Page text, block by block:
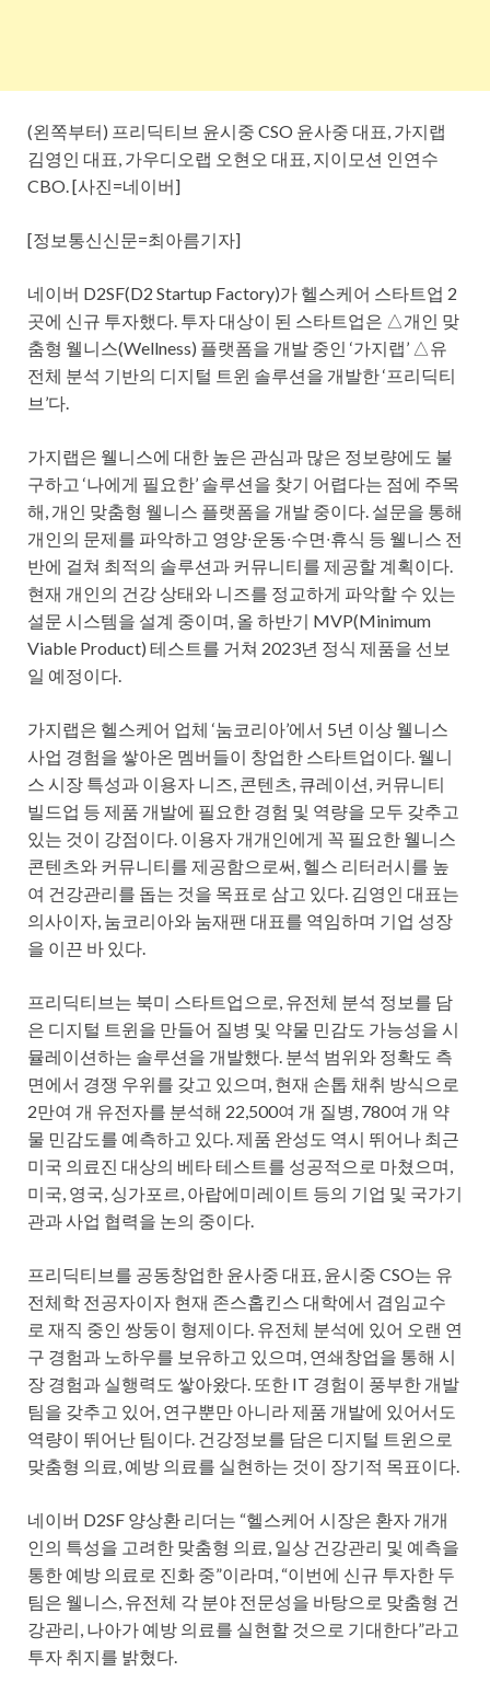
(왼쪽부터) 프리딕티브 윤시중 CSO 윤사중 대표, 가지랩
김영인 대표, 가우디오랩 오현오 대표, 지이모션 인연수
CBO. [사진=네이버]
[정보통신신문=최아름기자]
네이버 D2SF(D2 Startup Factory)가 헬스케어 스타트업 2
곳에 신규 투자했다. 투자 대상이 된 스타트업은 △개인 맞
춤형 웰니스(Wellness) 플랫폼을 개발 중인 ‘가지랩’ △유
전체 분석 기반의 디지털 트윈 솔루션을 개발한 ‘프리딕티
브’다.
가지랩은 웰니스에 대한 높은 관심과 많은 정보량에도 불
구하고 ‘나에게 필요한’ 솔루션을 찾기 어렵다는 점에 주목
해, 개인 맞춤형 웰니스 플랫폼을 개발 중이다. 설문을 통해
개인의 문제를 파악하고 영양∙운동∙수면∙휴식 등 웰니스 전
반에 걸쳐 최적의 솔루션과 커뮤니티를 제공할 계획이다.
현재 개인의 건강 상태와 니즈를 정교하게 파악할 수 있는
설문 시스템을 설계 중이며, 올 하반기 MVP(Minimum
Viable Product) 테스트를 거쳐 2023년 정식 제품을 선보
일 예정이다.
가지랩은 헬스케어 업체 ‘눔코리아’에서 5년 이상 웰니스
사업 경험을 쌓아온 멤버들이 창업한 스타트업이다. 웰니
스 시장 특성과 이용자 니즈, 콘텐츠, 큐레이션, 커뮤니티
빌드업 등 제품 개발에 필요한 경험 및 역량을 모두 갖추고
있는 것이 강점이다. 이용자 개개인에게 꼭 필요한 웰니스
콘텐츠와 커뮤니티를 제공함으로써, 헬스 리터러시를 높
여 건강관리를 돕는 것을 목표로 삼고 있다. 김영인 대표는
의사이자, 눔코리아와 눔재팬 대표를 역임하며 기업 성장
을 이끈 바 있다.
프리딕티브는 북미 스타트업으로, 유전체 분석 정보를 담
은 디지털 트윈을 만들어 질병 및 약물 민감도 가능성을 시
뮬레이션하는 솔루션을 개발했다. 분석 범위와 정확도 측
면에서 경쟁 우위를 갖고 있으며, 현재 손톱 채취 방식으로
2만여 개 유전자를 분석해 22,500여 개 질병, 780여 개 약
물 민감도를 예측하고 있다. 제품 완성도 역시 뛰어나 최근
미국 의료진 대상의 베타 테스트를 성공적으로 마쳤으며,
미국, 영국, 싱가포르, 아랍에미레이트 등의 기업 및 국가기
관과 사업 협력을 논의 중이다.
프리딕티브를 공동창업한 윤사중 대표, 윤시중 CSO는 유
전체학 전공자이자 현재 존스홉킨스 대학에서 겸임교수
로 재직 중인 쌍둥이 형제이다. 유전체 분석에 있어 오랜 연
구 경험과 노하우를 보유하고 있으며, 연쇄창업을 통해 시
장 경험과 실행력도 쌓아왔다. 또한 IT 경험이 풍부한 개발
팀을 갖추고 있어, 연구뿐만 아니라 제품 개발에 있어서도
역량이 뛰어난 팀이다. 건강정보를 담은 디지털 트윈으로
맞춤형 의료, 예방 의료를 실현하는 것이 장기적 목표이다.
네이버 D2SF 양상환 리더는 “헬스케어 시장은 환자 개개
인의 특성을 고려한 맞춤형 의료, 일상 건강관리 및 예측을
통한 예방 의료로 진화 중”이라며, “이번에 신규 투자한 두
팀은 웰니스, 유전체 각 분야 전문성을 바탕으로 맞춤형 건
강관리, 나아가 예방 의료를 실현할 것으로 기대한다”라고
투자 취지를 밝혔다.